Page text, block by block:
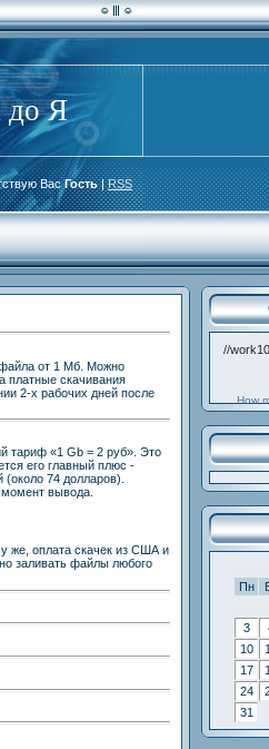
до Я
Вас Гость|RSS
от 1 Мб. Можно
платные скачивания
2-х рабочих дней после
тариф «1 Gb = 2 руб». Это
его главный плюс -
74 долларов).
вывода.
же, оплата скачек из США и
заливать файлы любого
//
How
Пн
3
10
17
24
31